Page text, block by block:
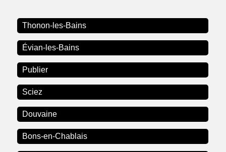
Thonon-les-Bains
Évian-les-Bains
Publier
Sciez
Douvaine
Bons-en-Chablais